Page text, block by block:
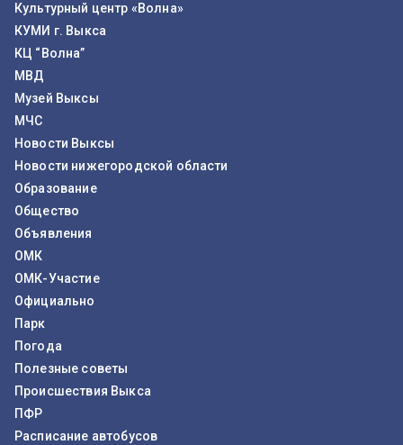
Культурный центр «Волна»
КУМИ г. Выкса
КЦ “Волна”
МВД
Музей Выксы
МЧС
Новости Выксы
Новости нижегородской области
Образование
Общество
Объявления
ОМК
ОМК-Участие
Официально
Парк
Погода
Полезные советы
Происшествия Выкса
ПФР
Расписание автобусов